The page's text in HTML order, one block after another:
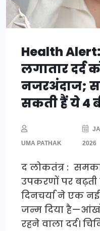
Health
लगातार दर्द
नजरअंदाज;
सकती हैं ये 4
UMA PATHAK
2026
द लोकतंत्र :
उपकरणों पर बढ़ती
दिनचर्या ने एक
जन्म दिया
रहने वाला दर्द।